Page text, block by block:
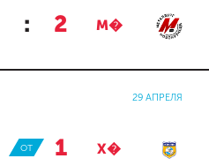
: 2 М�
29 АПРЕЛЯ
: 1 Х�
ОТ